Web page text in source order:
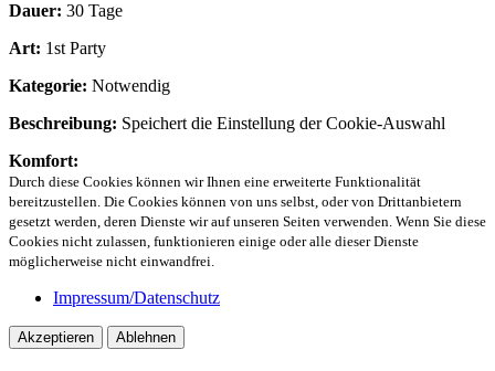
Dauer: 30 Tage
Art: 1st Party
Kategorie: Notwendig
Beschreibung: Speichert die Einstellung der Cookie-Auswahl
Komfort:
Durch diese Cookies können wir Ihnen eine erweiterte Funktionalität
bereitzustellen. Die Cookies können von uns selbst, oder von Drittanbietern
gesetzt werden, deren Dienste wir auf unseren Seiten verwenden. Wenn Sie diese
Cookies nicht zulassen, funktionieren einige oder alle dieser Dienste
möglicherweise nicht einwandfrei.
Impressum/Datenschutz
Akzeptieren Ablehnen